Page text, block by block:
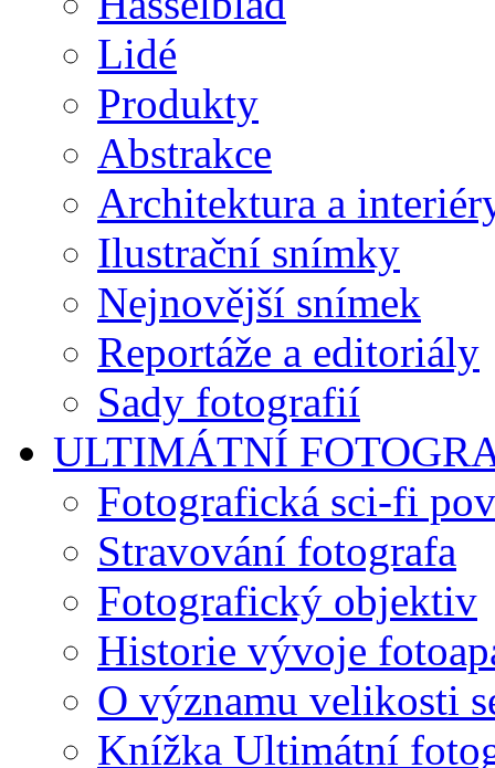
Lidé
Produkty
Abstrakce
Architektura a
Ilustrační snímky
Nejnovější snímek
Reportáže a editoriály
Sady fotografií
ULTIMÁTNÍ
Fotografická sci-fi
Stravování fotografa
Fotografický objektiv
Historie vývoje
O významu velikosti
Knížka Ultimátní